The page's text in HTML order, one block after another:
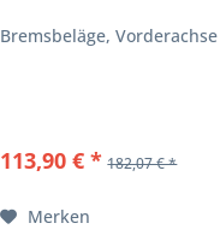
Bremsbeläge, Vorderachse
113,90 € * 182,07 € *
Merken